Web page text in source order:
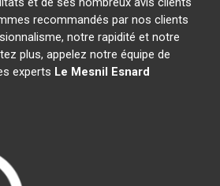
recommandés par nos clients
notre rapidité et notre
plus, appelez notre équipe de
experts Le Mesnil Esnard